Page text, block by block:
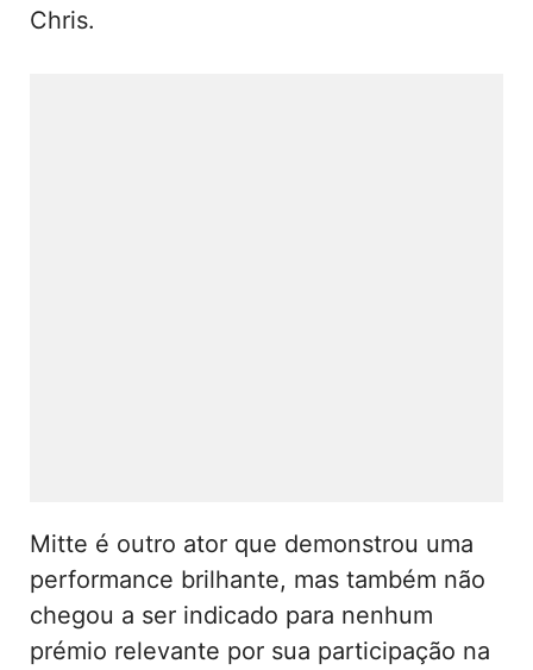
Chris.
Mitte é outro ator que demonstrou uma
performance brilhante, mas também não
chegou a ser indicado para nenhum
prémio relevante por sua participação na